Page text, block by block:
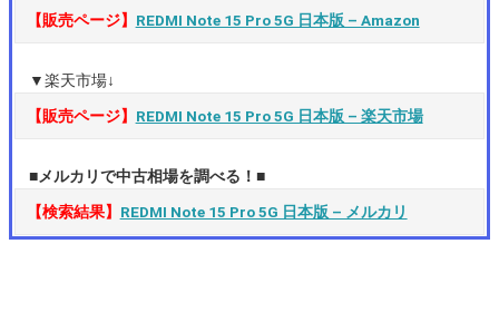
【販売ページ】 REDMI Note 15 Pro 5G 日本版 – Amazon
▼楽天市場↓
【販売ページ】 REDMI Note 15 Pro 5G 日本版 – 楽天市場
■メルカリで中古相場を調べる！■
【検索結果】 REDMI Note 15 Pro 5G 日本版 – メルカリ